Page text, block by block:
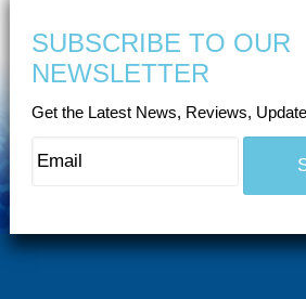
SUBSCRIBE TO OUR
NEWSLETTER
Get the Latest News, Reviews,